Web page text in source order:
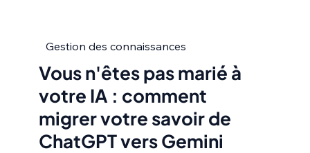
Gestion des connaissances
Vous n'êtes pas marié à
votre IA : comment
migrer votre savoir de
ChatGPT vers Gemini